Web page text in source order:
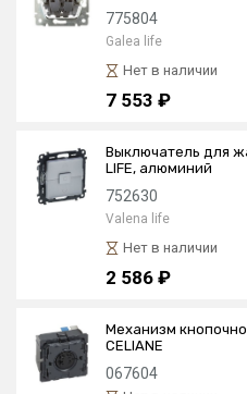
775804
Galea life
Нет в наличии
7 553 ₽
Выключатель для
LIFE, алюминий
752630
Valena life
Нет в наличии
2 586 ₽
Механизм
CELIANE
067604